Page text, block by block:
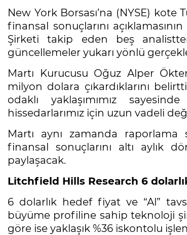
New York Borsası’na (NYSE)
finansal sonuçlarını
Şirketi takip eden beş
güncellemeler yukarı yönlü
Martı Kurucusu Oğuz Alper
milyon dolara çıkardıklarını
odaklı yaklaşımımız
hissedarlarımız için uzun vadeli
Martı aynı zamanda raporlama
finansal sonuçlarını altı aylık
paylaşacak.
Litchfield Hills Research 6
6 dolarlık hedef fiyat ve “Al”
büyüme profiline sahip teknoloji
göre ise yaklaşık %36 iskontolu